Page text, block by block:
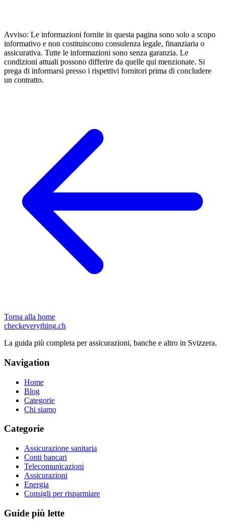
Avviso: Le informazioni fornite in questa pagina sono solo a scopo
informativo e non costituiscono consulenza legale, finanziaria o
assicurativa. Tutte le informazioni sono senza garanzia. Le
condizioni attuali possono differire da quelle qui menzionate. Si
prega di informarsi presso i rispettivi fornitori prima di concludere
un contratto.
Torna alla home
checkeverything.ch
La guida più completa per assicurazioni, banche e altro in Svizzera.
Navigation
Home
Blog
Categorie
Chi siamo
Categorie
Assicurazione sanitaria
Conti bancari
Telecomunicazioni
Assicurazioni
Energia
Consigli per risparmiare
Guide più lette